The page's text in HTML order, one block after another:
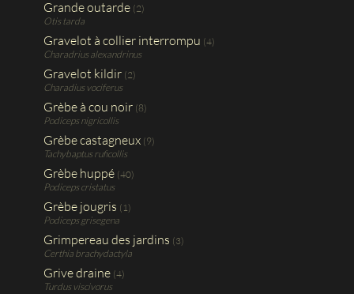
Grande outarde (2)
Otis tarda
Gravelot à collier interrompu (4)
Charadrius alexandrinus
Gravelot kildir (2)
Charadius vociferus
Grèbe à cou noir (8)
Podiceps nigricollis
Grèbe castagneux (9)
Tachybaptus ruficollis
Grèbe huppé (40)
Podiceps cristatus
Grèbe jougris (1)
Podiceps grisegena
Grimpereau des jardins (3)
Certhia brachydactyla
Grive draine (4)
Turdus viscivorus